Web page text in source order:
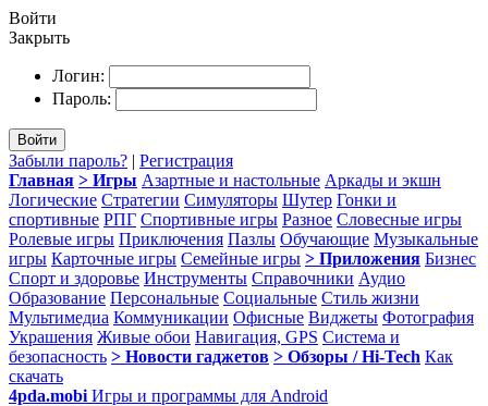
Войти
Закрыть
Логин:
Пароль:
Войти
Забыли пароль? | Регистрация
Главная > Игры Азартные и настольные Аркады и экшн
Логические Стратегии Симуляторы Шутер Гонки и
спортивные РПГ Спортивные игры Разное Словесные игры
Ролевые игры Приключения Пазлы Обучающие Музыкальные
игры Карточные игры Семейные игры > Приложения Бизнес
Спорт и здоровье Инструменты Справочники Аудио
Образование Персональные Социальные Стиль жизни
Мультимедиа Коммуникации Офисные Виджеты Фотография
Украшения Живые обои Навигация, GPS Система и
безопасность > Новости гаджетов > Обзоры / Hi-Tech Как
скачать
4pda.mobi Игры и программы для Android